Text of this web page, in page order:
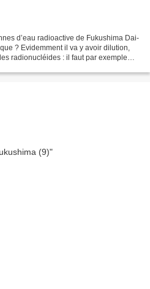
d’eau radioactive de Fukushima Dai-
? Evidemment il va y avoir dilution,
radionucléides : il faut par exemple